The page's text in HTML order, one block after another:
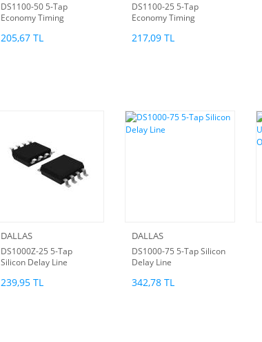
DS1100-50 5-Tap
Economy Timing
205,67 TL
DS1100-25 5-Tap
Economy Timing
217,09 TL
DALLAS
DS1000Z-25 5-Tap
Silicon Delay Line
239,95 TL
DALLAS
DS1000-75 5-Tap Silicon
Delay Line
342,78 TL